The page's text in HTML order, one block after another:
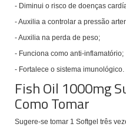
- Diminui o risco de doenças
- Auxilia a controlar a pressão
- Auxilia na perda de peso;
- Funciona como anti-inflamatório;
- Fortalece o sistema imunológico.
Fish Oil 1000mg
Como Tomar
Sugere-se tomar 1 Softgel três